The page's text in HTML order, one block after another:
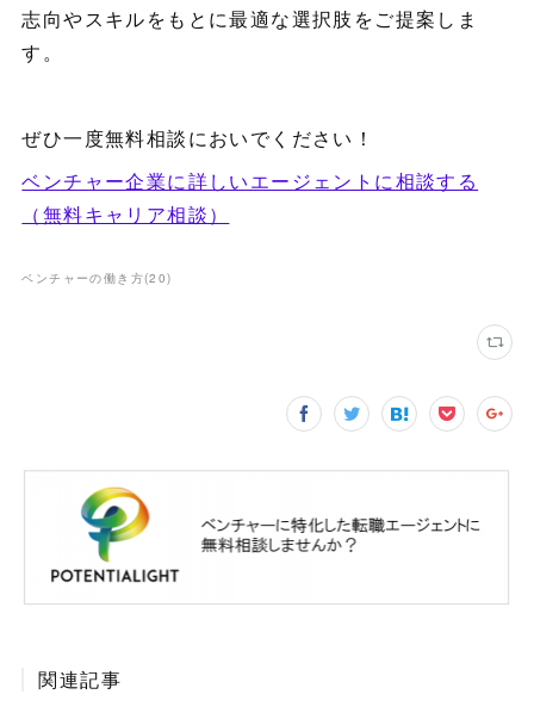
志向やスキルをもとに最適な選択肢をご提案しま
す。
ぜひ一度無料相談においでください！
ベンチャー企業に詳しいエージェントに相談する
（無料キャリア相談）
ベンチャーの働き方(20)
関連記事